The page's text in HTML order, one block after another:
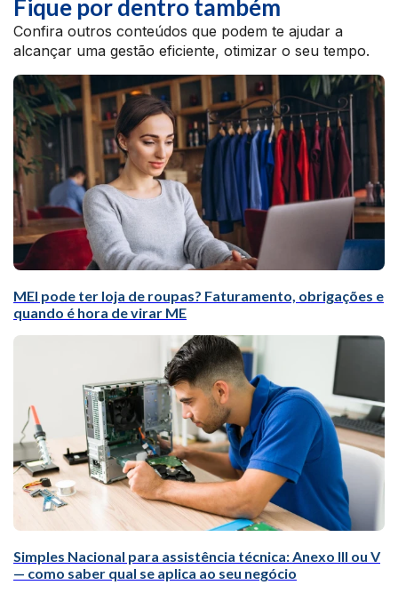
Fique por dentro também
Confira outros conteúdos que podem te ajudar a
alcançar uma gestão eficiente, otimizar o seu tempo.
MEI pode ter loja de roupas? Faturamento, obrigações e
quando é hora de virar ME
Simples Nacional para assistência técnica: Anexo III ou V
— como saber qual se aplica ao seu negócio